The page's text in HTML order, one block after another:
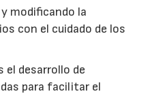
modificando la
con el cuidado de los
el desarrollo de
para facilitar el